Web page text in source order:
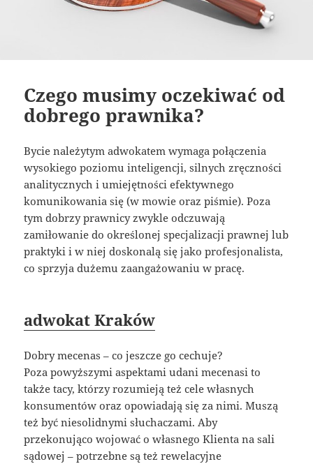
Czego musimy oczekiwać od
dobrego prawnika?
Bycie należytym adwokatem wymaga połączenia
wysokiego poziomu inteligencji, silnych zręczności
analitycznych i umiejętności efektywnego
komunikowania się (w mowie oraz piśmie). Poza
tym dobrzy prawnicy zwykle odczuwają
zamiłowanie do określonej specjalizacji prawnej lub
praktyki i w niej doskonalą się jako profesjonalista,
co sprzyja dużemu zaangażowaniu w pracę.
adwokat Kraków
Dobry mecenas – co jeszcze go cechuje?
Poza powyższymi aspektami udani mecenasi to
także tacy, którzy rozumieją też cele własnych
konsumentów oraz opowiadają się za nimi. Muszą
też być niesolidnymi słuchaczami. Aby
przekonująco wojować o własnego Klienta na sali
sądowej – potrzebne są też rewelacyjne